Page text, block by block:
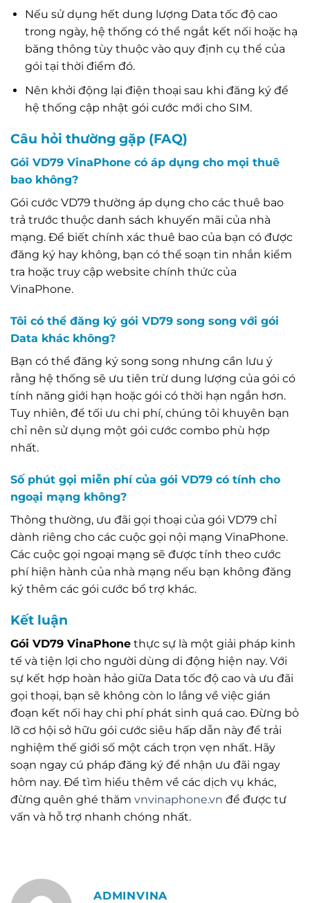
Nếu sử dụng hết dung lượng Data tốc độ cao
trong ngày, hệ thống có thể ngắt kết nối hoặc hạ
băng thông tùy thuộc vào quy định cụ thể của
gói tại thời điểm đó.
Nên khởi động lại điện thoại sau khi đăng ký để
hệ thống cập nhật gói cước mới cho SIM.
Câu hỏi thường gặp (FAQ)
Gói VD79 VinaPhone có áp dụng cho mọi thuê
bao không?
Gói cước VD79 thường áp dụng cho các thuê bao
trả trước thuộc danh sách khuyến mãi của nhà
mạng. Để biết chính xác thuê bao của bạn có được
đăng ký hay không, bạn có thể soạn tin nhắn kiểm
tra hoặc truy cập website chính thức của
VinaPhone.
Tôi có thể đăng ký gói VD79 song song với gói
Data khác không?
Bạn có thể đăng ký song song nhưng cần lưu ý
rằng hệ thống sẽ ưu tiên trừ dung lượng của gói có
tính năng giới hạn hoặc gói có thời hạn ngắn hơn.
Tuy nhiên, để tối ưu chi phí, chúng tôi khuyên bạn
chỉ nên sử dụng một gói cước combo phù hợp
nhất.
Số phút gọi miễn phí của gói VD79 có tính cho
ngoại mạng không?
Thông thường, ưu đãi gọi thoại của gói VD79 chỉ
dành riêng cho các cuộc gọi nội mạng VinaPhone.
Các cuộc gọi ngoại mạng sẽ được tính theo cước
phí hiện hành của nhà mạng nếu bạn không đăng
ký thêm các gói cước bổ trợ khác.
Kết luận
Gói VD79 VinaPhone thực sự là một giải pháp kinh
tế và tiện lợi cho người dùng di động hiện nay. Với
sự kết hợp hoàn hảo giữa Data tốc độ cao và ưu đãi
gọi thoại, bạn sẽ không còn lo lắng về việc gián
đoạn kết nối hay chi phí phát sinh quá cao. Đừng bỏ
lỡ cơ hội sở hữu gói cước siêu hấp dẫn này để trải
nghiệm thế giới số một cách trọn vẹn nhất. Hãy
soạn ngay cú pháp đăng ký để nhận ưu đãi ngay
hôm nay. Để tìm hiểu thêm về các dịch vụ khác,
đừng quên ghé thăm vnvinaphone.vn để được tư
vấn và hỗ trợ nhanh chóng nhất.
ADMINVINA